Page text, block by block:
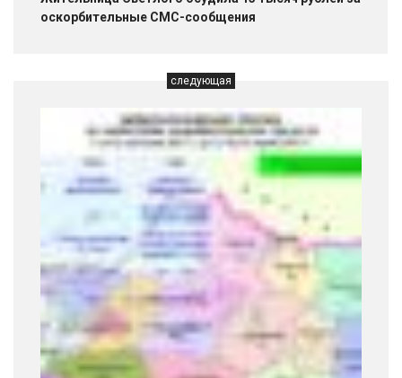
оскорбительные СМС-сообщения
следующая